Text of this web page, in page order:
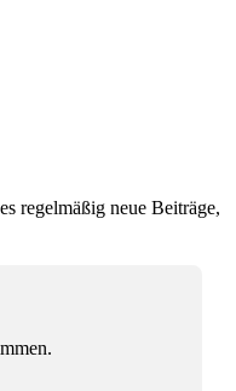
regelmäßig neue Beiträge,